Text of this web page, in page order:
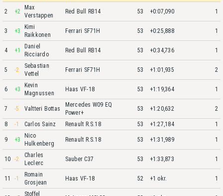
2 +2
Max
Verstappen
Red Bull RB14 53 +0:07,090 1
3 +3
Kimi
Raikkonen
Ferrari SF71H 53 +0:25,888 1
4 +1
Daniel
Ricciardo
Red Bull RB14 53 +0:34,736 1
5 -2
Sebastian
Vettel
Ferrari SF71H 53 +1:01,935 2
6 +3
Kevin
Magnussen
Haas VF-18 53 +1:19,364 1
7 -5 Valtteri Bottas
Mercedes W09 EQ
Power+
53 +1:20,632 2
8 -1 Carlos Sainz Renault R.S.18 53 +1:27,184 1
9 +3
Nico
Hulkenberg
Renault R.S.18 53 +1:31,989 1
10 -2
Charles
Leclerc
Sauber C37 53 +1:33,873 1
11 -1
Romain
Grosjean
Haas VF-18 52 +1 okr. 1
Stoffel